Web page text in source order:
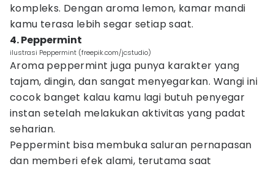
kompleks. Dengan aroma lemon, kamar mandi
kamu terasa lebih segar setiap saat.
4. Peppermint
ilustrasi Peppermint (freepik.com/jcstudio)
Aroma peppermint juga punya karakter yang
tajam, dingin, dan sangat menyegarkan. Wangi ini
cocok banget kalau kamu lagi butuh penyegar
instan setelah melakukan aktivitas yang padat
seharian.
Peppermint bisa membuka saluran pernapasan
dan memberi efek alami, terutama saat